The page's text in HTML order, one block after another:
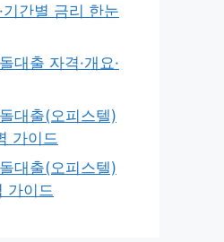
간별 금리 한눈
대출 자격·개요·
대출(오피스텔)
가이드
대출(오피스텔)
가이드